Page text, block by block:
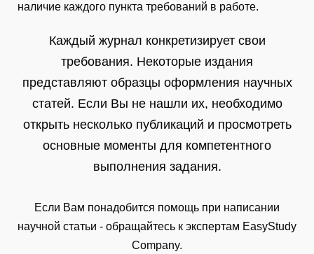
наличие каждого пункта требований в работе.
Каждый журнал конкретизирует свои
требования. Некоторые издания
представляют образцы оформления научных
статей. Если Вы не нашли их, необходимо
открыть несколько публикаций и просмотреть
основные моменты для компетентного
выполнения задания.
Если Вам понадобится помощь при написании
научной статьи - обращайтесь к экспертам EasyStudy
Company.